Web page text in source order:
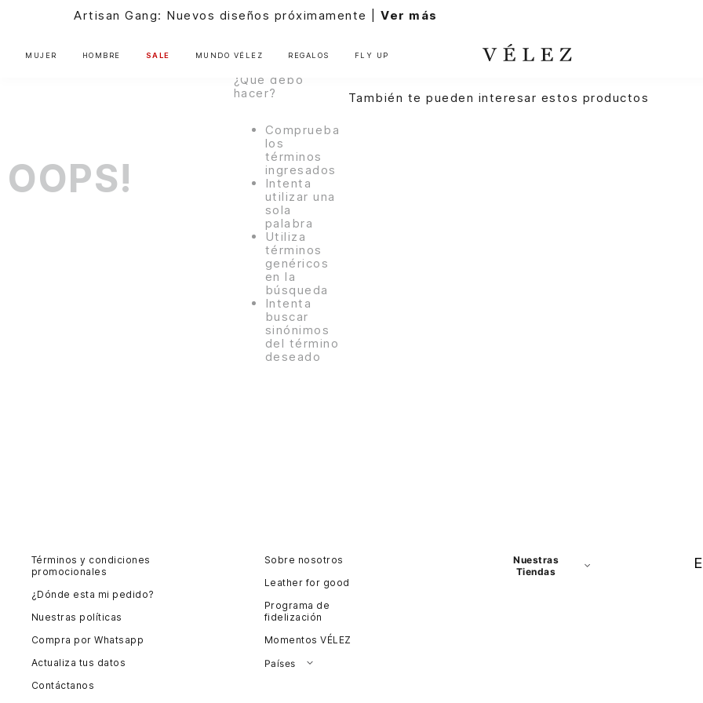
próximamente | Ver más
MUJER HOMBRE SALE MUNDO VÉLEZ REGALOS FLY UP
OOPS!
ningún
1038682-00"
¿Qué debo
hacer?
Comprueba
los
términos
ingresados
Intenta
utilizar una
sola
palabra
Utiliza
términos
genéricos
en la
búsqueda
Intenta
buscar
sinónimos
del término
deseado
También te pueden interesar estos productos
Términos y condiciones
promocionales
¿Dónde esta mi pedido?
Nuestras políticas
Compra por Whatsapp
Actualiza tus datos
Contáctanos
Sobre nosotros
Leather for good
Programa de
fidelización
Momentos VÉLEZ
Países
Nuestras
Tiendas